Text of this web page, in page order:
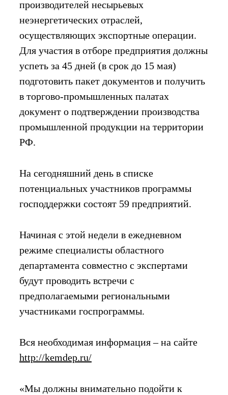
производителей несырьевых
неэнергетических отраслей,
осуществляющих экспортные операции.
Для участия в отборе предприятия должны
успеть за 45 дней (в срок до 15 мая)
подготовить пакет документов и получить
в торгово-промышленных палатах
документ о подтверждении производства
промышленной продукции на территории
РФ.
На сегодняшний день в списке
потенциальных участников программы
господдержки состоят 59 предприятий.
Начиная с этой недели в ежедневном
режиме специалисты областного
департамента совместно с экспертами
будут проводить встречи с
предполагаемыми региональными
участниками госпрограммы.
Вся необходимая информация – на сайте
http://kemdep.ru/
«Мы должны внимательно подойти к